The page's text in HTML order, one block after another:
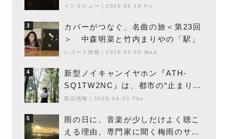
丁の『赤城 夜神楽』をレポート
インタビュー 2026.06.19 Fri
3
カバーがつなぐ、名曲の旅＜第23回
＞ 中森明菜と竹内まりやの「駅」
レコード情報 2026.05.20 Wed
4
新型ノイキャンイヤホン『ATH-
SQ1TW2NC』は、都市の“止まり
木”になり得るーシンガーソングライ
製品情報 2026.04.30 Thu
5
雨の日に、音楽が少しだけよく聴こ
える理由。専門家に聞く梅雨のサウ